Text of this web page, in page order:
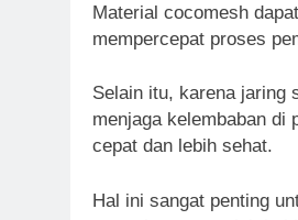
Material cocomesh
mempercepat proses
Selain itu, karena jaring
menjaga kelembaban di
cepat dan lebih sehat.
Hal ini sangat penting